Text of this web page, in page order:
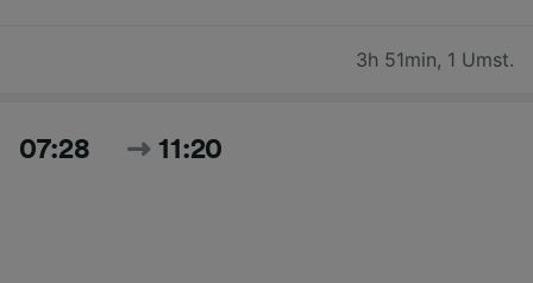
3h 51min, 1 Umst.
07:28 11:20